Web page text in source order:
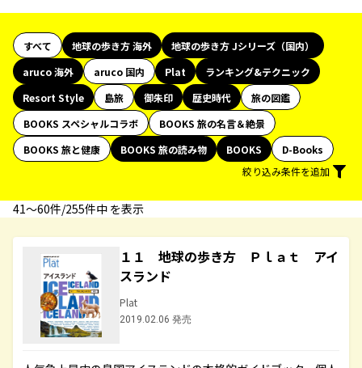
すべて 地球の歩き方 海外
地球の歩き方 Jシリーズ（国内）
aruco 海外
aruco 国内 Plat
ランキング&テクニック
Resort Style
島旅 御朱印 歴史時代
旅の図鑑
BOOKS スペシャルコラボ
BOOKS 旅の名言＆絶景
BOOKS 旅と健康
BOOKS 旅の読み物 BOOKS
D-Books
絞り込み条件を追加
41〜60件/255件中 を表示
１１ 地球の歩き方 Ｐｌａｔ アイ
スランド
Plat
2019.02.06 発売